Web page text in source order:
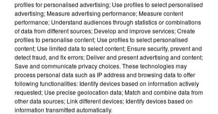
Algérie
Un cofondateur du réseau avait été interpellé
quelques jours plus tôt.
profiles for personalised advertising; Use profiles to select personalised
advertising; Measure advertising performance; Measure content
performance; Understand audiences through statistics or combinations
of data from different sources; Develop and improve services; Create
profiles to personalise content; Use profiles to select personalised
content; Use limited data to select content; Ensure security, prevent and
detect fraud, and fix errors; Deliver and present advertising and content;
Save and communicate privacy choices. These technologies may
process personal data such as IP address and browsing data to offer
following functionalities: Identify devices based on information actively
requested; Use precise geolocation data; Match and combine data from
other data sources; Link different devices; Identify devices based on
information transmitted automatically.